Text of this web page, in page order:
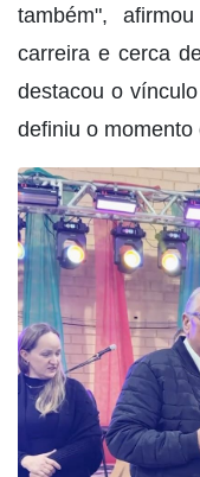
também",
carreira e cerca
destacou o
definiu o